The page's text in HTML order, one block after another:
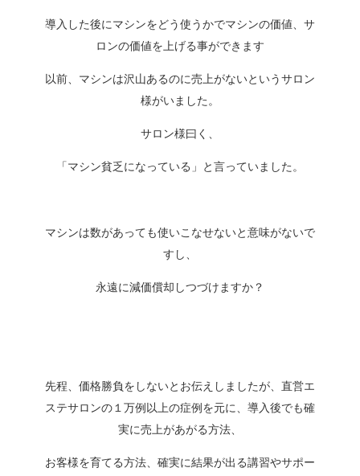
導入した後にマシンをどう使うかでマシンの価値、サ
ロンの価値を上げる事ができます
以前、マシンは沢山あるのに売上がないというサロン
様がいました。
サロン様曰く、
「マシン貧乏になっている」と言っていました。
マシンは数があっても使いこなせないと意味がないで
すし、
永遠に減価償却しつづけますか？
先程、価格勝負をしないとお伝えしましたが、直営エ
ステサロンの１万例以上の症例を元に、導入後でも確
実に売上があがる方法、
お客様を育てる方法、確実に結果が出る講習やサポー